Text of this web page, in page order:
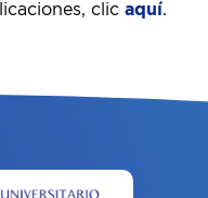
clic aquí.